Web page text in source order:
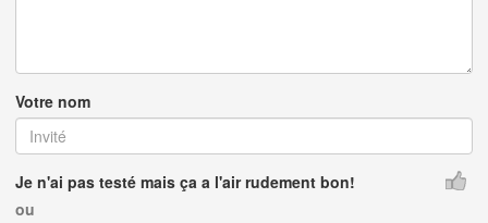
Votre nom
Je n'ai pas testé mais ça a l'air rudement bon!
ou